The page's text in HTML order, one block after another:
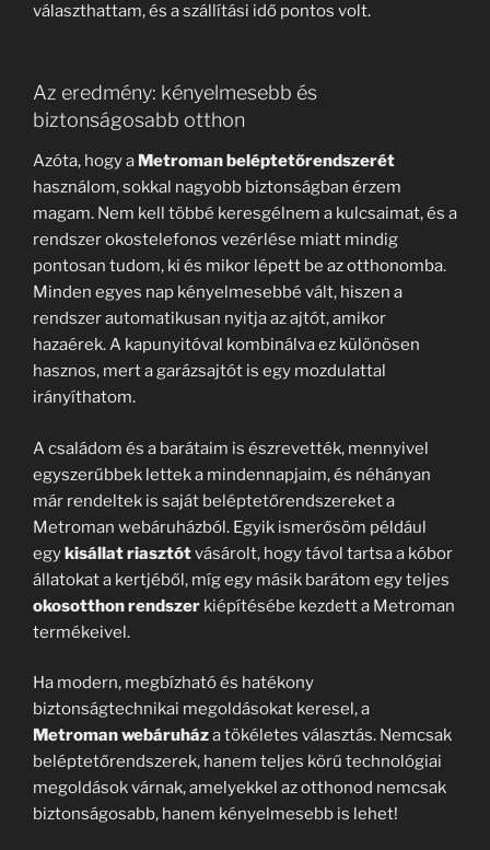
választhattam, és a szállítási idő pontos volt.
Az eredmény: kényelmesebb és
biztonságosabb otthon
Azóta, hogy a Metroman beléptetőrendszerét
használom, sokkal nagyobb biztonságban érzem
magam. Nem kell többé keresgélnem a kulcsaimat, és a
rendszer okostelefonos vezérlése miatt mindig
pontosan tudom, ki és mikor lépett be az otthonomba.
Minden egyes nap kényelmesebbé vált, hiszen a
rendszer automatikusan nyitja az ajtót, amikor
hazaérek. A kapunyitóval kombinálva ez különösen
hasznos, mert a garázsajtót is egy mozdulattal
irányíthatom.
A családom és a barátaim is észrevették, mennyivel
egyszerűbbek lettek a mindennapjaim, és néhányan
már rendeltek is saját beléptetőrendszereket a
Metroman webáruházból. Egyik ismerősöm például
egykisállat riasztótvásárolt, hogy távol tartsa a kóbor
állatokat a kertjéből, míg egy másik barátom egy teljes
okosotthon rendszer kiépítésébe kezdett a Metroman
termékeivel.
Ha modern, megbízható és hatékony
biztonságtechnikai megoldásokat keresel, a
Metroman webáruháza tökéletes választás. Nemcsak
beléptetőrendszerek, hanem teljes körű technológiai
megoldások várnak, amelyekkel az otthonod nemcsak
biztonságosabb, hanem kényelmesebb is lehet!